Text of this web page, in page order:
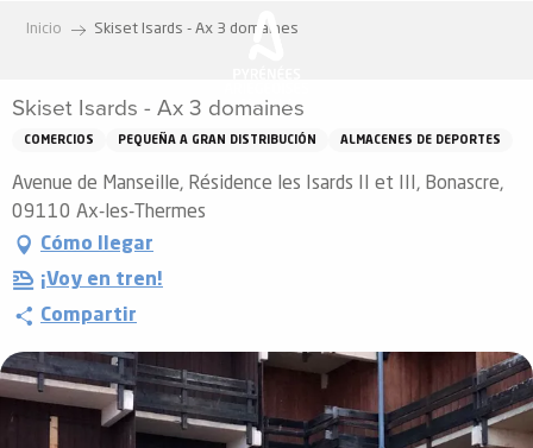
principal
Inicio Skiset Isards - Ax 3 domaines
Skiset Isards - Ax 3 domaines
COMERCIOS PEQUEÑA A GRAN DISTRIBUCIÓN ALMACENES DE DEPORTES
Avenue de Manseille, Résidence les Isards II et III, Bonascre,
09110 Ax-les-Thermes
Cómo llegar
¡Voy en tren!
Compartir